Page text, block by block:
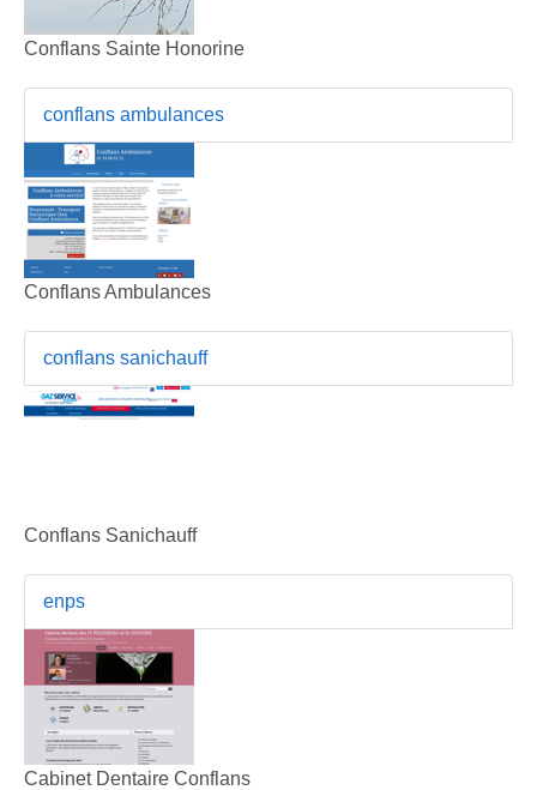
Conflans Sainte Honorine
conflans ambulances
Conflans Ambulances
conflans sanichauff
Conflans Sanichauff
enps
Cabinet Dentaire Conflans